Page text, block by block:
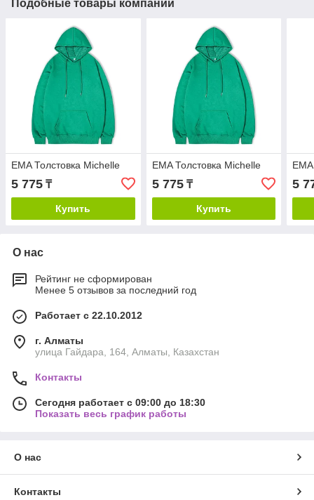
Подобные товары компании
EMA Толстовка Michelle
5 775 ₸
Купить
EMA Толстовка Michelle
5 775₸
Купить
5
О нас
Рейтинг не сформирован
Менее 5 отзывов за последний год
Работает с 22.10.2012
г. Алматы
улица Гайдара, 164, Алматы, Казахстан
Контакты
Сегодня работает с 09:00 до 18:30
Показать весь график работы
О нас
Контакты